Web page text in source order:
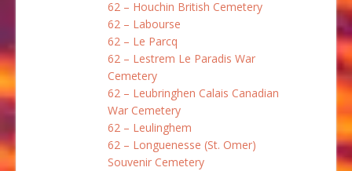
62 – Houchin British Cemetery
62 – Labourse
62 – Le Parcq
62 – Lestrem Le Paradis War
Cemetery
62 – Leubringhen Calais Canadian
War Cemetery
62 – Leulinghem
62 – Longuenesse (St. Omer)
Souvenir Cemetery